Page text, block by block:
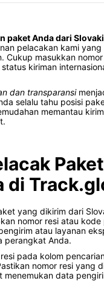
paket Anda dari
pelacakan kami
Cukup masukkan
kiriman
dan transparansi
selalu tahu posisi
memantau
di
yang dikirim dari
nomor resi atau
atau layanan
perangkat Anda.
pada kolom
nomor resi yang
menemukan data